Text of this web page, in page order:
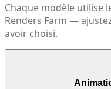
Chaque modèle utilise
Renders Farm —
avoir choisi.